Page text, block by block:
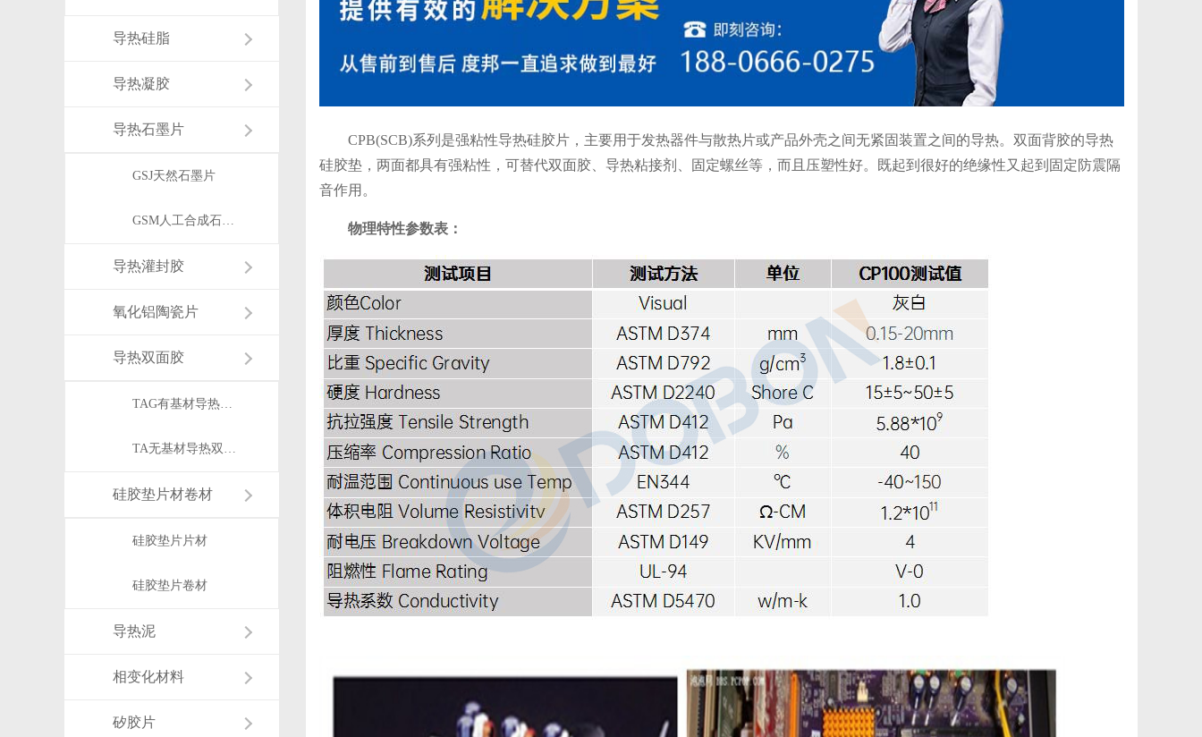
导热硅脂
导热凝胶
导热石墨片
GSJ天然石墨片
GSM人工合成石墨片
导热灌封胶
氧化铝陶瓷片
导热双面胶
TAG有基材导热双面胶
TA无基材导热双面胶
硅胶垫片材卷材
硅胶垫片片材
硅胶垫片卷材
导热泥
相变化材料
矽胶片
CPB(SCB)系列是强粘性导热硅胶片，主要用于发热器件与散热片或产品外壳之间无紧固装置之间的导热。双面背胶的导热
硅胶垫，两面都具有强粘性，可替代双面胶、导热粘接剂、固定螺丝等，而且压塑性好。既起到很好的绝缘性又起到固定防震隔
音作用。
物理特性参数表：